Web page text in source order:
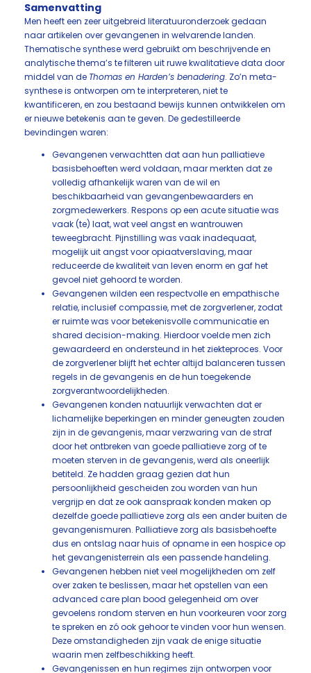
Samenvatting
Men heeft een zeer uitgebreid literatuuronderzoek gedaan
naar artikelen over gevangenen in welvarende landen.
Thematische synthese werd gebruikt om beschrijvende en
analytische thema’s te filteren uit ruwe kwalitatieve data door
middel van de Thomas en Harden’s benadering. Zo’n meta-
synthese is ontworpen om te interpreteren, niet te
kwantificeren, en zou bestaand bewijs kunnen ontwikkelen om
er nieuwe betekenis aan te geven. De gedestilleerde
bevindingen waren:
Gevangenen verwachtten dat aan hun palliatieve
basisbehoeften werd voldaan, maar merkten dat ze
volledig afhankelijk waren van de wil en
beschikbaarheid van gevangenbewaarders en
zorgmedewerkers. Respons op een acute situatie was
vaak (te) laat, wat veel angst en wantrouwen
teweegbracht. Pijnstilling was vaak inadequaat,
mogelijk uit angst voor opiaatverslaving, maar
reduceerde de kwaliteit van leven enorm en gaf het
gevoel niet gehoord te worden.
Gevangenen wilden een respectvolle en empathische
relatie, inclusief compassie, met de zorgverlener, zodat
er ruimte was voor betekenisvolle communicatie en
shared decision-making. Hierdoor voelde men zich
gewaardeerd en ondersteund in het ziekteproces. Voor
de zorgverlener blijft het echter altijd balanceren tussen
regels in de gevangenis en de hun toegekende
zorgverantwoordelijkheden.
Gevangenen konden natuurlijk verwachten dat er
lichamelijke beperkingen en minder geneugten zouden
zijn in de gevangenis, maar verzwaring van de straf
door het ontbreken van goede palliatieve zorg of te
moeten sterven in de gevangenis, werd als oneerlijk
betiteld. Ze hadden graag gezien dat hun
persoonlijkheid gescheiden zou worden van hun
vergrijp en dat ze ook aanspraak konden maken op
dezelfde goede palliatieve zorg als een ander buiten de
gevangenismuren. Palliatieve zorg als basisbehoefte
dus en ontslag naar huis of opname in een hospice op
het gevangenisterrein als een passende handeling.
Gevangenen hebben niet veel mogelijkheden om zelf
over zaken te beslissen, maar het opstellen van een
advanced care plan bood gelegenheid om over
gevoelens rondom sterven en hun voorkeuren voor zorg
te spreken en zó ook gehoor te vinden voor hun wensen.
Deze omstandigheden zijn vaak de enige situatie
waarin men zelfbeschikking heeft.
Gevangenissen en hun regimes zijn ontworpen voor